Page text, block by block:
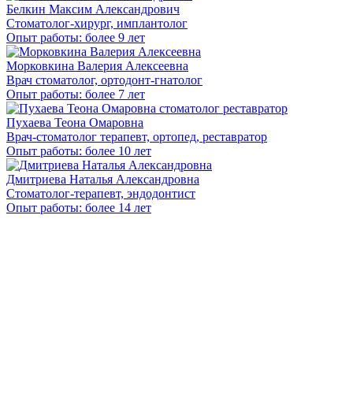
Белкин Максим Александрович
Стоматолог-хирург, имплантолог
Опыт работы: более 9 лет
Морковкина Валерия Алексеевна
Врач стоматолог, ортодонт-гнатолог
Опыт работы: более 7 лет
Пухаева Теона Омаровна
Врач-стоматолог терапевт, ортопед, реставратор
Опыт работы: более 10 лет
Дмитриева Наталья Александровна
Стоматолог-терапевт, эндодонтист
Опыт работы: более 14 лет